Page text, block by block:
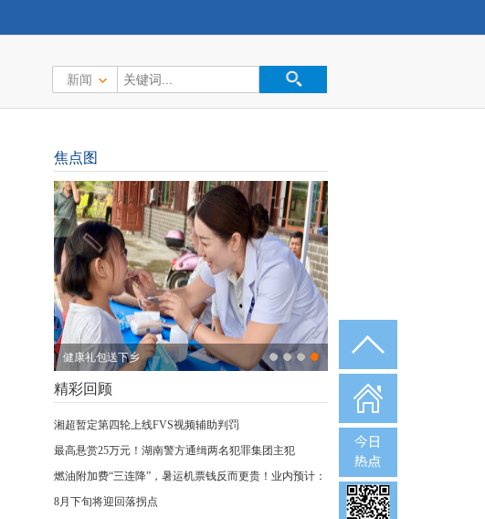
新闻
焦点图
健康礼包送下乡
精彩回顾
湘超暂定第四轮上线FVS视频辅助判罚
最高悬赏25万元！湖南警方通缉两名犯罪集团主犯
燃油附加费“三连降”，暑运机票钱反而更贵！业内预计：
8月下旬将迎回落拐点